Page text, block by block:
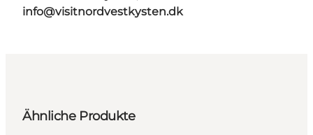
info@visitnordvestkysten.dk
Ähnliche Produkte